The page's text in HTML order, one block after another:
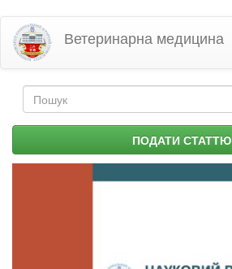
Перейти
основного
матеріалу
Ветеринарна медицина
Пошукова
форма ПОДАТИ СТАТТЮ